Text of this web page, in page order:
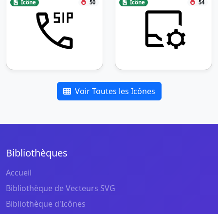
Icône 50 Icône 54
Voir Toutes les Icônes
Bibliothèques
Accueil
Bibliothèque de Vecteurs SVG
Bibliothèque d'Icônes